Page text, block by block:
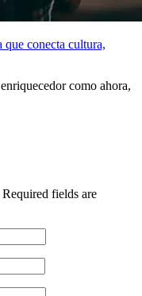
que conecta cultura,
como ahora,
Required fields are